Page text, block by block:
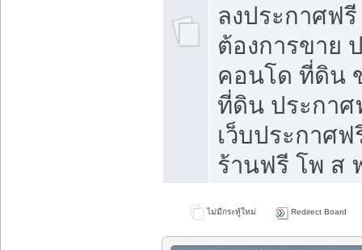
ลงประกาศฟ
ต้องการขาย
คอนโด ที่ดิน
ที่ดิน ประกา
เว็บประกาศ
ร้านฟรี โพ ส
ไม่มีกระทู้ใหม่ Redirect Board